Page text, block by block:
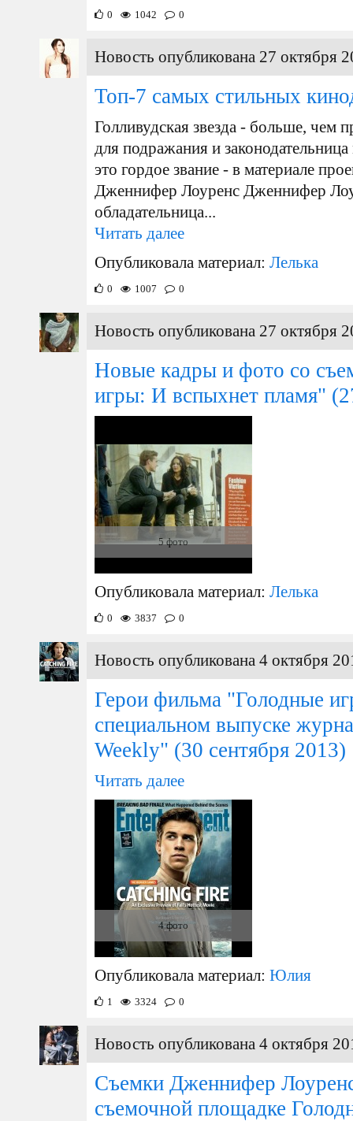
0 1042 0
Новость опубликована 27 октября
Топ-7 самых стильных
Голливудская звезда - больше, чем
для подражания и
это гордое звание - в материале
Дженнифер Лоуренс Дженнифер
обладательница...
Читать далее
Опубликовала материал: Лелька
0 1007 0
Новость опубликована 27 октября
Новые кадры и фото со
игры: И вспыхнет пламя"
5 фото
Опубликовала материал: Лелька
0 3837 0
Новость опубликована 4 октября
Герои фильма "Голодные
специальном выпуске
Weekly" (30 сентября 2013)
Читать далее
4 фото
Опубликовала материал: Юлия
1 3324 0
Новость опубликована 4 октября
Съемки Дженнифер
съемочной площадке